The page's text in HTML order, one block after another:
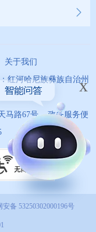
关于我们
红河哈尼族彝族自治州
马路67号 政务服务便
x
安备 53250302000196号